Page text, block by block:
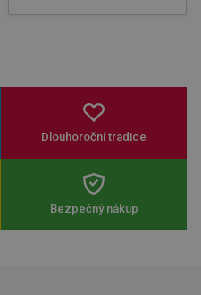
Dlouhoroční tradice
Bezpečný nákup